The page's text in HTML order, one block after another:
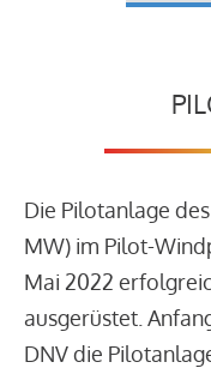
Die Pilotanlage
MW) im Pilot-
Mai 2022
ausgerüstet.
DNV die